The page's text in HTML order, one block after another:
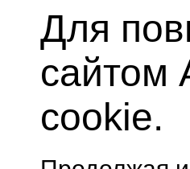
Для
сайтом
cookie.